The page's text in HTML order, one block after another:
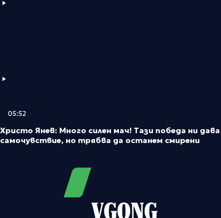
05:52
Христо Янев: Много силен мач! Тази победа ни дава
самочувствие, но трябва да останем смирени
VGONG